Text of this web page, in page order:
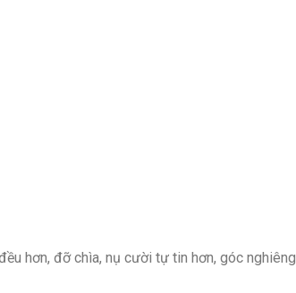
hơn, đỡ chìa, nụ cười tự tin hơn, góc nghiêng